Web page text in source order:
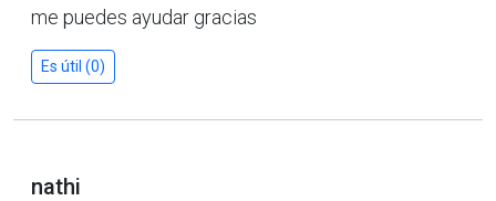
me puedes ayudar gracias
Es útil (0)
nathi